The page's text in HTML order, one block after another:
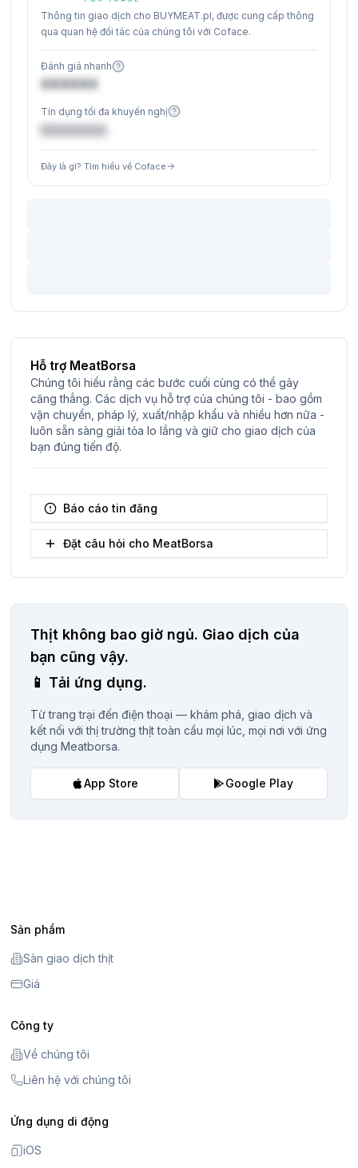
Thông tin giao dịch cho BUYMEAT.pl, được cung cấp thông
qua quan hệ đối tác của chúng tôi với Coface.
Đánh giá nhanh
XXXXXX
Tín dụng tối đa khuyến nghị
Đây là gì? Tìm hiểu về Coface
Hỗ trợ MeatBorsa
Chúng tôi hiểu rằng các bước cuối cùng có thể gây
căng thẳng. Các dịch vụ hỗ trợ của chúng tôi - bao gồm
vận chuyển, pháp lý, xuất/nhập khẩu và nhiều hơn nữa -
luôn sẵn sàng giải tỏa lo lắng và giữ cho giao dịch của
bạn đúng tiến độ.
Báo cáo tin đăng
Đặt câu hỏi cho MeatBorsa
Thịt không bao giờ ngủ. Giao dịch của
bạn cũng vậy.
📱 Tải ứng dụng.
Từ trang trại đến điện thoại — khám phá, giao dịch và
kết nối với thị trường thịt toàn cầu mọi lúc, mọi nơi với ứng
dụng Meatborsa.
App Store Google Play
Sản phẩm
Sàn giao dịch thịt
Giá
Công ty
Về chúng tôi
Liên hệ với chúng tôi
Ứng dụng di động
iOS